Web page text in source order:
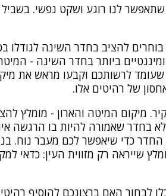
לנו רוגע ושקט נפשי.
להציב בחדר השינה
ביותר בחדר השינה -
לרשותכם וקבעו מראש את
של רהיטים אלו.
מיקום המיטה והארון - מומלץ
בחדר שאמורה להיות בו הרגשה
כדי שיאפשר לכם מעבר נוח.
שייראה רק מזווית העין: כדאי
האם ברצונכם להוסיף